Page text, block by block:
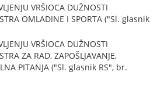
VRŠIOCA DUŽNOSTI
OMLADINE I SPORTA ("Sl. glasnik
VRŠIOCA DUŽNOSTI
ZA RAD, ZAPOŠLJAVANJE,
PITANJA ("Sl. glasnik RS", br.